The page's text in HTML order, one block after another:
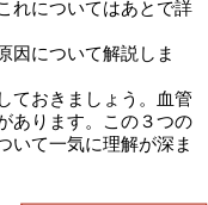
れについてはあとで詳
因について解説しま
ておきましょう。血管
あります。この３つの
いて一気に理解が深ま